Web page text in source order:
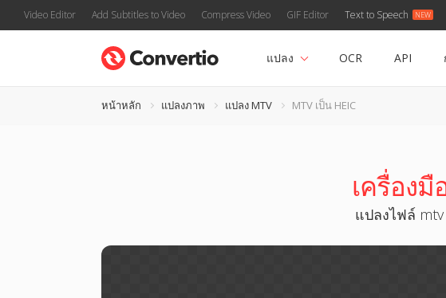
Video Editor Add Subtitles to Video Compress Video GIF Editor Text to Speech
แปลง OCR API
หน้าหลัก แปลงภาพ แปลง MTV MTV เป็น HEIC
เครื่องมื
แปลงไฟล์